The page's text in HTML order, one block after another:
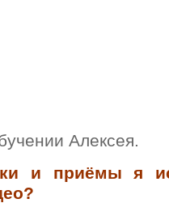
Алексея.
и приёмы я